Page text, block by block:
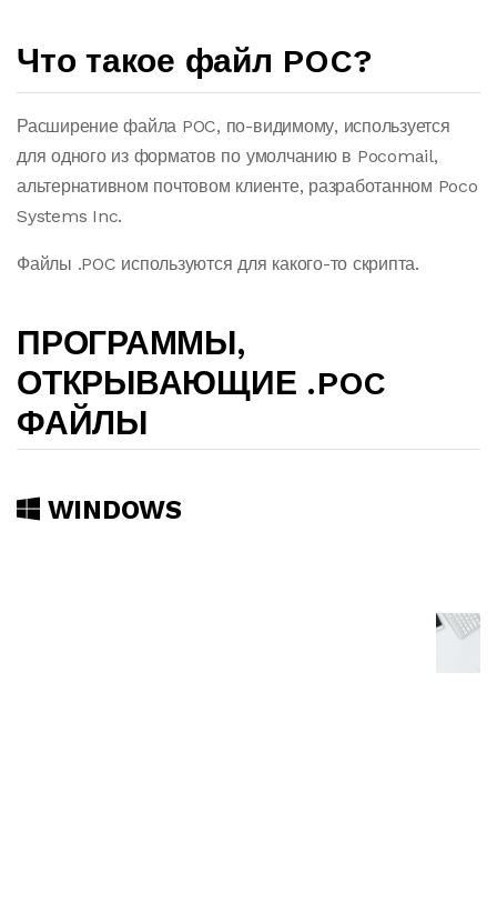
Что такое файл POC?
Расширение файла POC, по-видимому, используется
для одного из форматов по умолчанию в Pocomail,
альтернативном почтовом клиенте, разработанном Poco
Systems Inc.
Файлы .POC используются для какого-то скрипта.
ПРОГРАММЫ,
ОТКРЫВАЮЩИЕ .POC
ФАЙЛЫ
WINDOWS